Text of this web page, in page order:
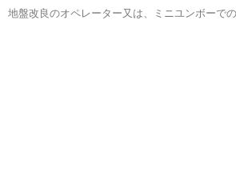
地盤改良のオペレーター又は、ミニユンボーで